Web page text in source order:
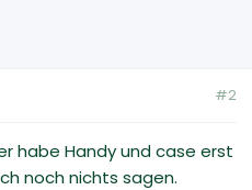
#2
habe Handy und case erst
noch nichts sagen.